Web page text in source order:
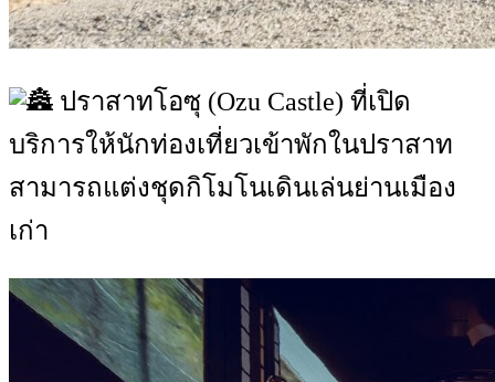
ปราสาทโอซุ (Ozu Castle) ที่เปิด
บริการให้นักท่องเที่ยวเข้าพักในปราสาท
สามารถแต่งชุดกิโมโนเดินเล่นย่านเมือง
เก่า